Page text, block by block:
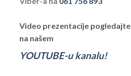
Video prezentacije pogledajte
na našem
YOUTUBE-u kanalu!